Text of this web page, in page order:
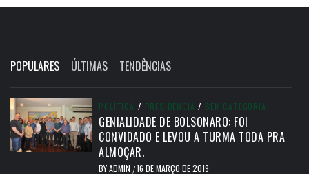
POPULARES ÚLTIMAS TENDÊNCIAS
POLÍTICA / PRESIDÊNCIA / SEM CATEGORIA
GENIALIDADE DE BOLSONARO: FOI
CONVIDADO E LEVOU A TURMA TODA PRA
ALMOÇAR.
BYADMIN /16 DE MARÇO DE 2019